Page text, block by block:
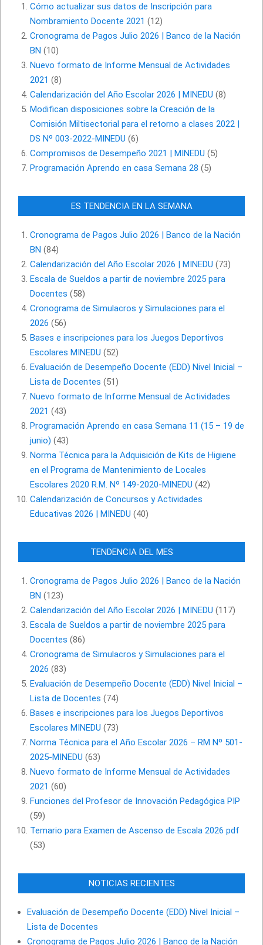
Cómo actualizar sus datos de Inscripción para
Nombramiento Docente 2021 (12)
Cronograma de Pagos Julio 2026 | Banco de la Nación
BN (10)
Nuevo formato de Informe Mensual de Actividades
2021 (8)
Calendarización del Año Escolar 2026 | MINEDU (8)
Modifican disposiciones sobre la Creación de la
Comisión Miltisectorial para el retorno a clases 2022 |
DS Nº 003-2022-MINEDU (6)
Compromisos de Desempeño 2021 | MINEDU (5)
Programación Aprendo en casa Semana 28 (5)
ES TENDENCIA EN LA SEMANA
Cronograma de Pagos Julio 2026 | Banco de la Nación
BN (84)
Calendarización del Año Escolar 2026 | MINEDU (73)
Escala de Sueldos a partir de noviembre 2025 para
Docentes (58)
Cronograma de Simulacros y Simulaciones para el
2026 (56)
Bases e inscripciones para los Juegos Deportivos
Escolares MINEDU (52)
Evaluación de Desempeño Docente (EDD) Nivel Inicial –
Lista de Docentes (51)
Nuevo formato de Informe Mensual de Actividades
2021 (43)
Programación Aprendo en casa Semana 11 (15 – 19 de
junio) (43)
Norma Técnica para la Adquisición de Kits de Higiene
en el Programa de Mantenimiento de Locales
Escolares 2020 R.M. Nº 149-2020-MINEDU (42)
Calendarización de Concursos y Actividades
Educativas 2026 | MINEDU (40)
TENDENCIA DEL MES
Cronograma de Pagos Julio 2026 | Banco de la Nación
BN (123)
Calendarización del Año Escolar 2026 | MINEDU (117)
Escala de Sueldos a partir de noviembre 2025 para
Docentes (86)
Cronograma de Simulacros y Simulaciones para el
2026 (83)
Evaluación de Desempeño Docente (EDD) Nivel Inicial –
Lista de Docentes (74)
Bases e inscripciones para los Juegos Deportivos
Escolares MINEDU (73)
Norma Técnica para el Año Escolar 2026 – RM Nº 501-
2025-MINEDU (63)
Nuevo formato de Informe Mensual de Actividades
2021 (60)
Funciones del Profesor de Innovación Pedagógica PIP
(59)
Temario para Examen de Ascenso de Escala 2026 pdf
(53)
NOTICIAS RECIENTES
Evaluación de Desempeño Docente (EDD) Nivel Inicial –
Lista de Docentes
Cronograma de Pagos Julio 2026 | Banco de la Nación